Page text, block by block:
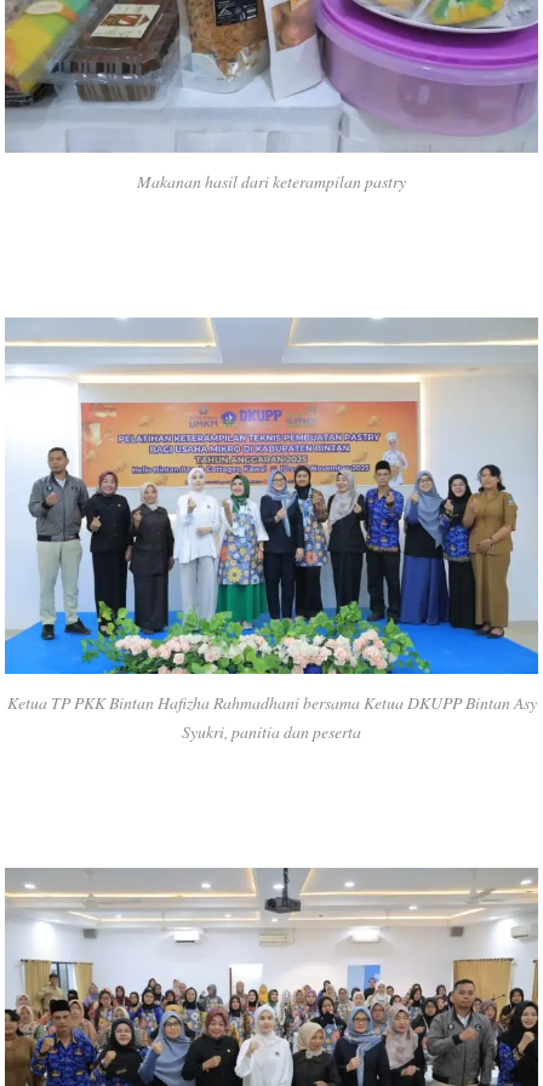
Makanan hasil dari keterampilan pastry
Ketua TP PKK Bintan Hafizha Rahmadhani bersama Ketua DKUPP Bintan Asy
Syukri, panitia dan peserta